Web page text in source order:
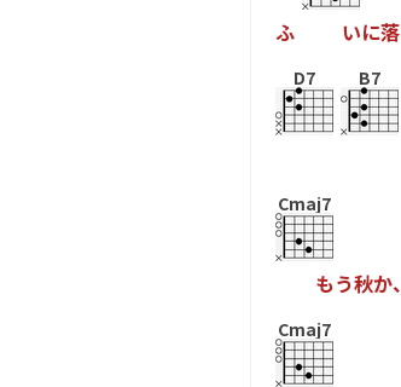
ふ いに落
D7 B7
Cmaj7
もう秋か、
Cmaj7